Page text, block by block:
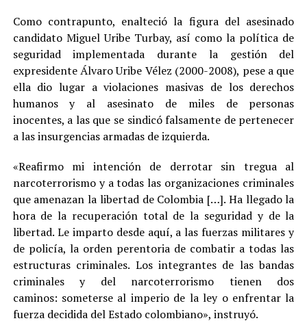
Como contrapunto, enalteció la figura del asesinado
candidato Miguel Uribe Turbay, así como la política de
seguridad implementada durante la gestión del
expresidente Álvaro Uribe Vélez (2000-2008), pese a que
ella dio lugar a violaciones masivas de los derechos
humanos y al asesinato de miles de personas
inocentes, a las que se sindicó falsamente de pertenecer
a las insurgencias armadas de izquierda.
«Reafirmo mi intención de derrotar sin tregua al
narcoterrorismo y a todas las organizaciones criminales
que amenazan la libertad de Colombia […]. Ha llegado la
hora de la recuperación total de la seguridad y de la
libertad. Le imparto desde aquí, a las fuerzas militares y
de policía, la orden perentoria de combatir a todas las
estructuras criminales. Los integrantes de las bandas
criminales y del narcoterrorismo tienen dos
caminos: someterse al imperio de la ley o enfrentar la
fuerza decidida del Estado colombiano», instruyó.